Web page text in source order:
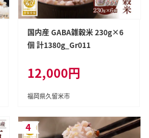
国内産 GABA雑穀米 230g×6
個 計1380g_Gr011
12,000円
福岡県久留米市